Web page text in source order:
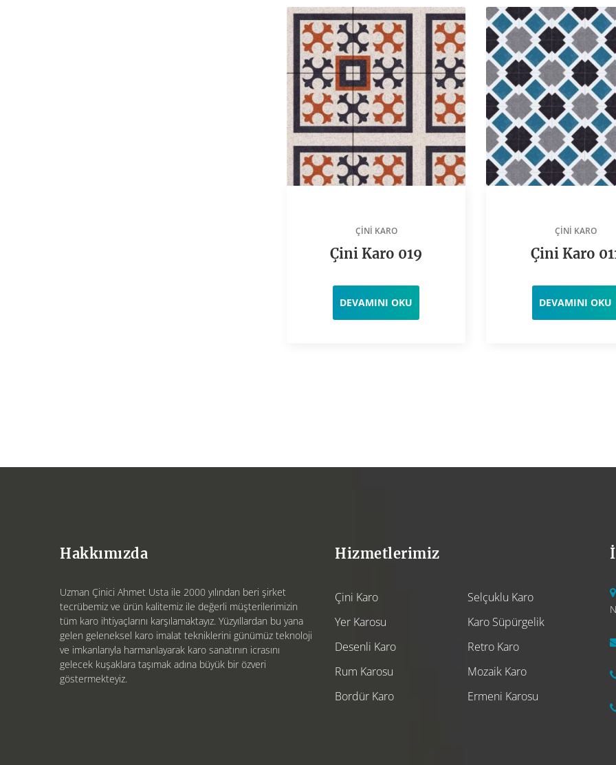
ÇINI KARO
Çini Karo 019
DEVAMINI OKU
ÇINI KARO
Çini Karo
DEVAMINI OKU
Hakkımızda
Uzman Çinici Ahmet Usta ile 2000 yılından beri şirket
tecrübemiz ve ürün kalitemiz ile değerli müşterilerimizin
tüm karo ihtiyaçlarını karşılamaktayız. Yüzyıllardan bu yana
gelen geleneksel karo imalat tekniklerini günümüz teknoloji
ve imkanlarıyla harmanlayarak karo sanatının icrasını
gelecek kuşaklara taşımak adına büyük bir özveri
göstermekteyiz.
Hizmetlerimiz
Çini Karo
Yer Karosu
Desenli Karo
Rum Karosu
Bordür Karo
Selçuklu Karo
Karo Süpürgelik
Retro Karo
Mozaik Karo
Ermeni Karosu